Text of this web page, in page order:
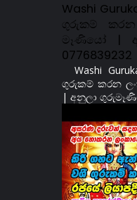
Washi
ගුරුකම්
මෑණියෝ |
0776839232
Washi
ගුරුකම් කරන
| අනුලා